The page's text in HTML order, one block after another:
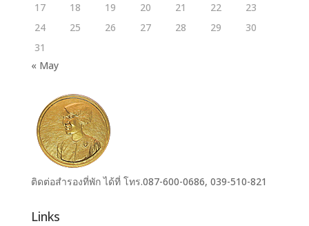
17
18 19 20 21 22
23
24
25 26 27 28 29
30
31
« May
ติดต่อสำรองที่พัก ได้ที่ โทร.087-600-0686, 039-510-821
Links